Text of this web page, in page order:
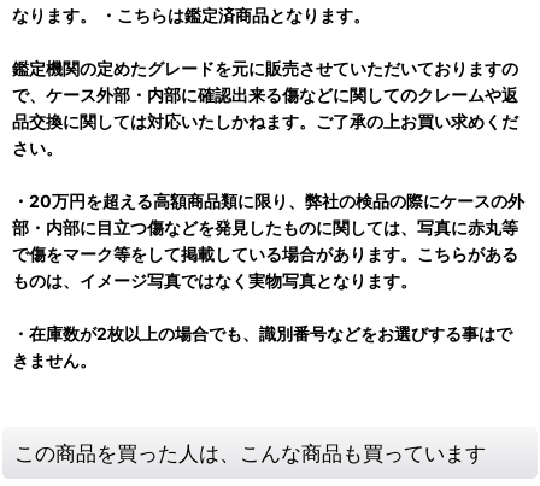
なります。 ・こちらは鑑定済商品となります。
鑑定機関の定めたグレードを元に販売させていただいておりますの
で、ケース外部・内部に確認出来る傷などに関してのクレームや返
品交換に関しては対応いたしかねます。ご了承の上お買い求めくだ
さい。
・20万円を超える高額商品類に限り、弊社の検品の際にケースの外
部・内部に目立つ傷などを発見したものに関しては、写真に赤丸等
で傷をマーク等をして掲載している場合があります。こちらがある
ものは、イメージ写真ではなく実物写真となります。
・在庫数が2枚以上の場合でも、識別番号などをお選びする事はで
きません。
この商品を買った人は、こんな商品も買っています